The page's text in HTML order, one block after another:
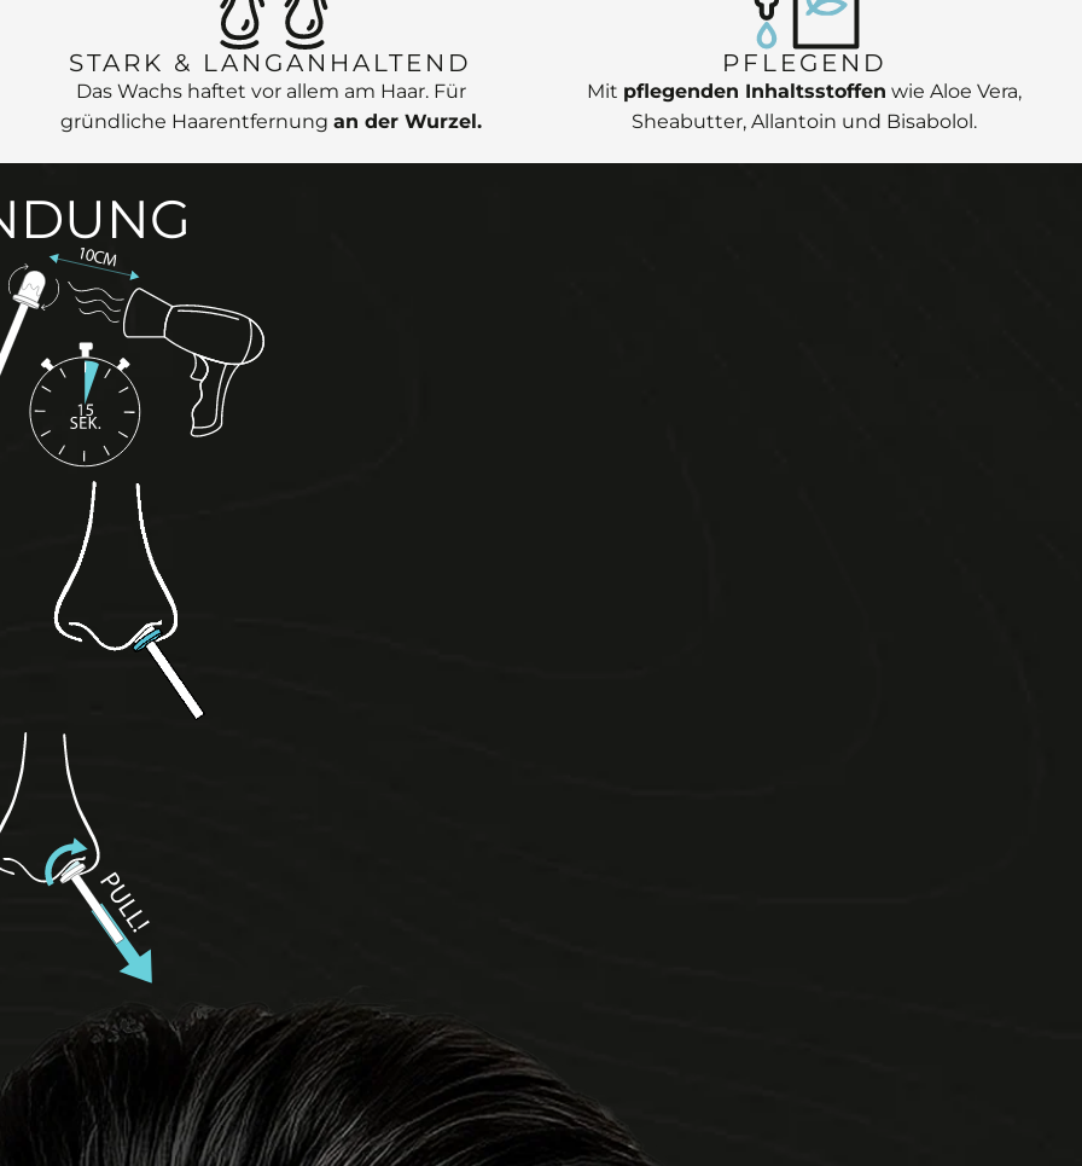
STARK & LANGANHALTEND
Das Wachs haftet vor allem am Haar. Für
gründliche Haarentfernung an der Wurzel.
PFLEGEND
Mit pflegenden Inhaltsstoffen wie Aloe Vera,
Sheabutter, Allantoin und Bisabolol.